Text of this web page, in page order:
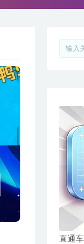
直通